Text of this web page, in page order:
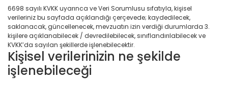
6698 sayılı KVKK uyarınca ve Veri Sorumlusu sıfatıyla, kişisel
verileriniz bu sayfada açıklandığı çerçevede; kaydedilecek,
saklanacak, güncellenecek, mevzuatın izin verdiği durumlarda 3.
kişilere açıklanabilecek / devredilebilecek, sınıflandırılabilecek ve
KVKK’da sayılan şekillerde işlenebilecektir.
Kişisel verilerinizin ne şekilde
işlenebileceği